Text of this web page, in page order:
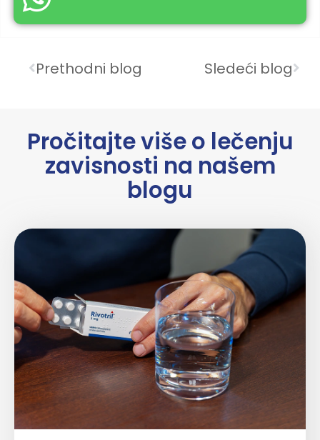
Prethodni blog Sledeći blog
Pročitajte više o lečenju
zavisnosti na našem
blogu